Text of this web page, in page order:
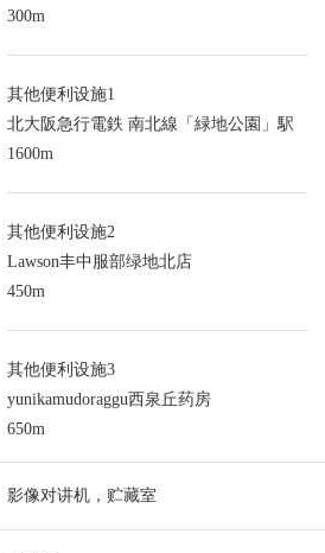
300m
其他便利设施1
北大阪急行電鉄 南北線「緑地公園」駅
1600m
其他便利设施2
Lawson丰中服部绿地北店
450m
其他便利设施3
yunikamudoraggu西泉丘药房
650m
影像对讲机，贮藏室